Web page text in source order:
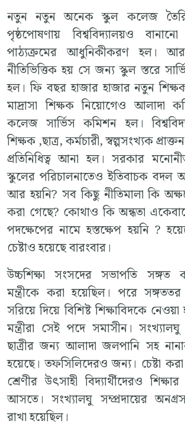
নতুন নতুন অনেক স্কুল কলেজ
পৃষ্ঠপোষণায় বিশ্ববিদ্যালয়ও
পাঠ্যক্রমের আধুনিকীকরণ হল।
নীতিভিত্তিক হয় সে জন্য স্কুল স্তরে
হল। ফি বছর হাজার হাজার নতুন
মাদ্রাসা শিক্ষক নিয়োগেও আলাদা
কলেজ সার্ভিস কমিশন হল।
শিক্ষক ,ছাত্র, কর্মচারী, স্বল্পসংখ্যক
প্রতিনিধিত্ব আনা হল। সরকার
স্কুলের পরিচালনাতেও ইতিবাচক
আর হয়নি? সব কিছু নীতিমালা কি
করা গেছে? কোথাও কি অন্ধতা
পদক্ষেপের নামে হস্তক্ষেপ হয়নি ?
চেষ্টাও হয়েছে বারংবার।
উচ্চশিক্ষা সংসদের সভাপতি সঙ্গত
মন্ত্রীকে করা হয়েছিল। পরে সঙ্গততর
সরিয়ে দিয়ে বিশিষ্ট শিক্ষাবিদকে
মন্ত্রীরা সেই পদে সমাসীন। সংখ্যালঘু
ছাত্রীর জন্য আলাদা জলপানি সহ
হয়েছে। তফসিলিদেরও জন্য। চেষ্টা
শ্রেণীর উৎসাহী বিদ্যার্থীদেরও
আসতে। সংখ্যালঘু সম্প্রদায়ের
রাখা হয়েছিল।